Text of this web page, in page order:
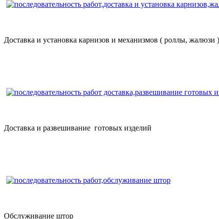
Доставка и установка карнизов и механизмов ( роллы, жалюзи )
Доставка и развешивание готовых изделий
Обслуживание штор